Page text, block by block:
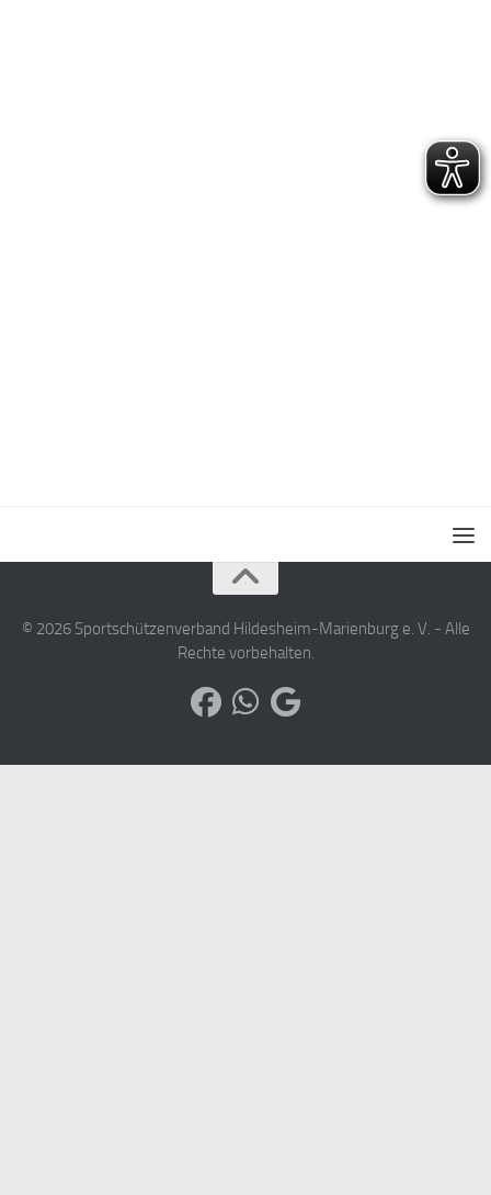
© 2026 Sportschützenverband Hildesheim-Marienburg e. V. - Alle
Rechte vorbehalten.